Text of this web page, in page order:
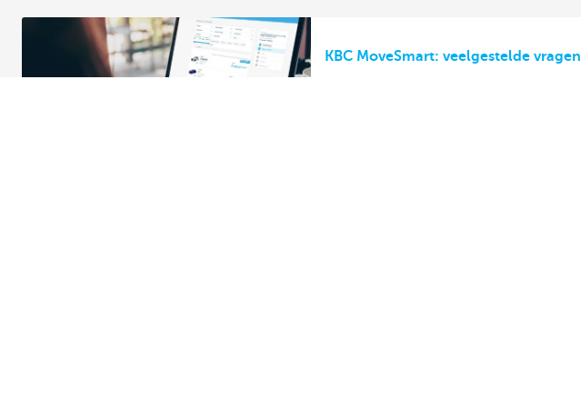
KBC MoveSmart: veelgestelde vragen